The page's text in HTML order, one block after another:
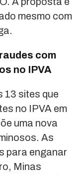
mesmo com
com
no IPVA
13 sites que
no IPVA em
uma nova
As
para enganar
Minas